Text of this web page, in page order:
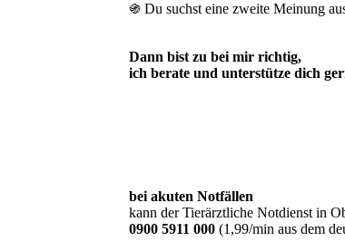
֍ Du suchst eine zweite Meinung
Dann bist zu bei mir richtig,
ich berate und unterstütze dich
bei akuten Notfällen
kann der Tierärztliche Notdienst in
0900 5911 000 (1,99/min aus dem